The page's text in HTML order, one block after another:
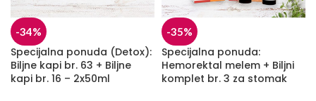
-34%
Specijalna ponuda (Detox):
Biljne kapi br. 63 + Biljne
kapi br. 16 – 2x50ml
-35%
Specijalna ponuda:
Hemorektal melem + Biljni
komplet br. 3 za stomak